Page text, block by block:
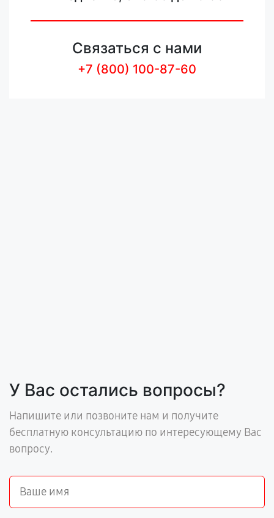
Связаться с нами
+7 (800) 100-87-60
У Вас остались вопросы?
Напишите или позвоните нам и получите
бесплатную консультацию по интересующему Вас
вопросу.